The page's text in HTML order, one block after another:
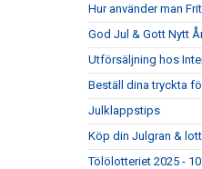
Hur använder man
God Jul & Gott Nytt
Utförsäljning hos
Beställ dina tryckta
Julklappstips
Köp din Julgran &
Tölölotteriet 2025 -